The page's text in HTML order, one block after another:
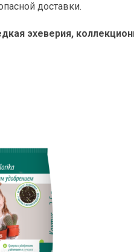
доставки.
эхеверия,